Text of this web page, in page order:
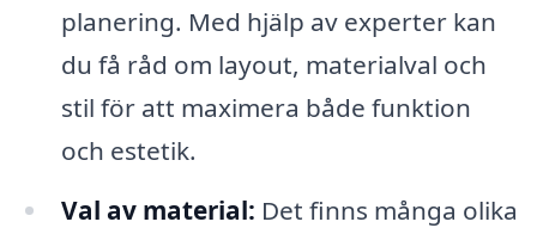
planering. Med hjälp av experter kan
du få råd om layout, materialval och
stil för att maximera både funktion
och estetik.
Val av material: Det finns många olika